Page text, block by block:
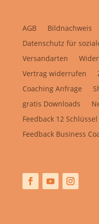
AGB Bildnachweis
Datenschutz für
Versandarten
Vertrag widerrufen
Coaching Anfrage
gratis Downloads
Feedback 12 Schlüssel
Feedback Business